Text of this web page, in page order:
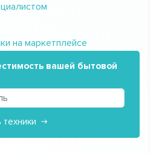
на маркетплейсе
вашей бытовой